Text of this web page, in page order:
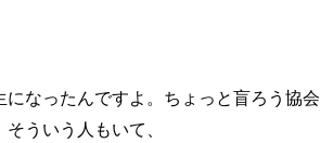
なったんですよ。ちょっと盲ろう協会
ういう人もいて、